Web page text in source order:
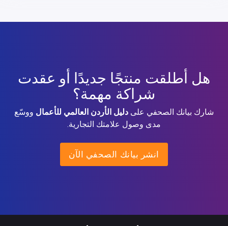
هل أطلقت منتجًا جديدًا أو عقدت
شراكة مهمة؟
شارك بيانك الصحفي على دليل الأردن العالمي للأعمال ووسّع
مدى وصول علامتك التجارية.
انشر بيانك الصحفي الآن